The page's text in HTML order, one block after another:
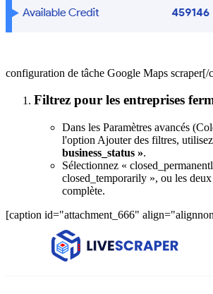
configuration de tâche Google Maps scraper[/
Filtrez pour les entreprises
Dans les Paramètres avancés
l'option Ajouter des filtres,
business_status ».
Sélectionnez «
closed_temporarily », ou les
complète.
[caption id="attachment_666"